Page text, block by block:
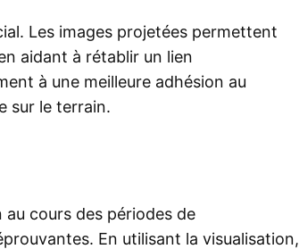
Les images projetées permettent
aidant à rétablir un lien
à une meilleure adhésion au
sur le terrain.
cours des périodes de
En utilisant la visualisation,